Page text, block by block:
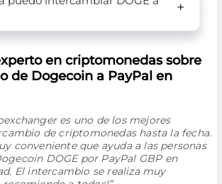
en criptomonedas sobre
de Dogecoin a PayPal en
es uno de los mejores
de criptomonedas hasta la fecha.
conveniente que ayuda a las personas
DOGE por PayPal GBP en
El intercambio se realiza muy